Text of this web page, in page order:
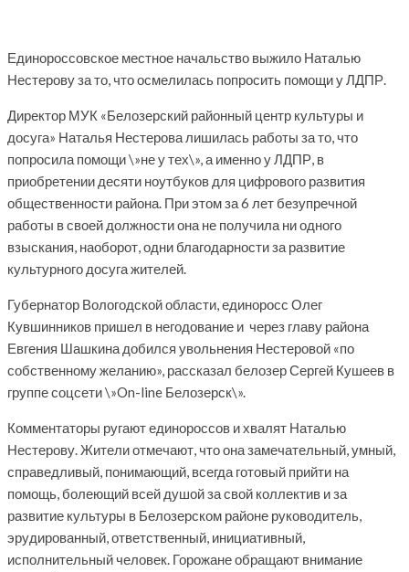
Единороссовское местное начальство выжило Наталью
Нестерову за то, что осмелилась попросить помощи у ЛДПР.
Директор МУК «Белозерский районный центр культуры и
досуга» Наталья Нестерова лишилась работы за то, что
попросила помощи \»не у тех\», а именно у ЛДПР, в
приобретении десяти ноутбуков для цифрового развития
общественности района. При этом за 6 лет безупречной
работы в своей должности она не получила ни одного
взыскания, наоборот, одни благодарности за развитие
культурного досуга жителей.
Губернатор Вологодской области, единоросс Олег
Кувшинников пришел в негодование и через главу района
Евгения Шашкина добился увольнения Нестеровой «по
собственному желанию», рассказал белозер Сергей Кушеев в
группе соцсети \»On-line Белозерск\».
Комментаторы ругают единороссов и хвалят Наталью
Нестерову. Жители отмечают, что она замечательный, умный,
справедливый, понимающий, всегда готовый прийти на
помощь, болеющий всей душой за свой коллектив и за
развитие культуры в Белозерском районе руководитель,
эрудированный, ответственный, инициативный,
исполнительный человек. Горожане обращают внимание